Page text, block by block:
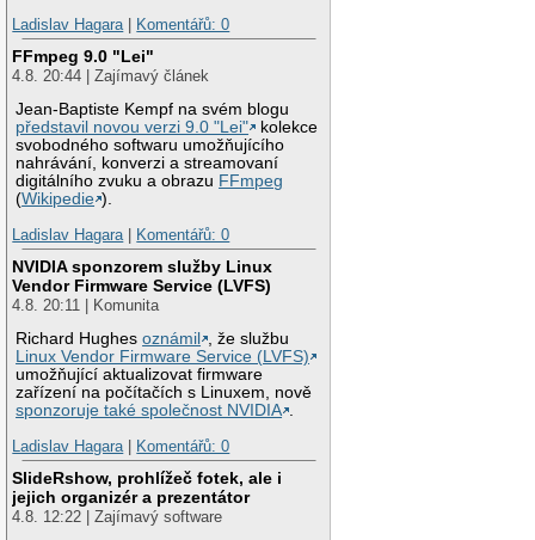
Ladislav Hagara| Komentářů: 0
FFmpeg 9.0 "Lei"
4.8. 20:44 | Zajímavý článek
Jean-Baptiste Kempf na svém blogu
představil novou verzi 9.0 "Lei"
kolekce
svobodného softwaru umožňujícího
nahrávání, konverzi a streamovaní
digitálního zvuku a obrazu FFmpeg
(Wikipedie ).
Ladislav Hagara| Komentářů: 0
NVIDIA sponzorem služby Linux
Vendor Firmware Service (LVFS)
4.8. 20:11 | Komunita
Richard Hughesoznámil
, že službu
Linux Vendor Firmware Service (LVFS)
umožňující aktualizovat firmware
zařízení na počítačích s Linuxem, nově
sponzoruje také společnost NVIDIA .
Ladislav Hagara| Komentářů: 0
SlideRshow, prohlížeč fotek, ale i
jejich organizér a prezentátor
4.8. 12:22 | Zajímavý software